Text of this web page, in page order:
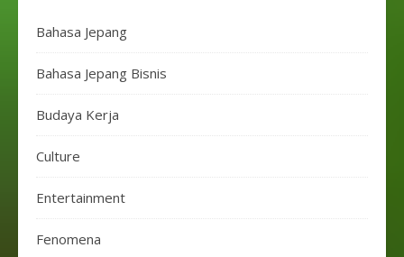
Bahasa Jepang
Bahasa Jepang Bisnis
Budaya Kerja
Culture
Entertainment
Fenomena